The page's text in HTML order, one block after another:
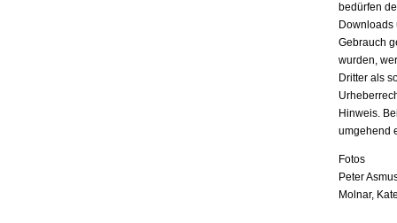
bedürfen
Downloads
Gebrauch
wurden,
Dritter als
Hinweis.
umgehend
Fotos
Peter
Molnar,